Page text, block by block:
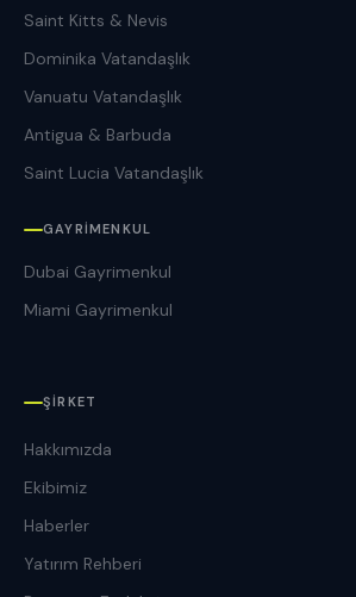
Saint Kitts & Nevis
Dominika Vatandaşlık
Vanuatu Vatandaşlık
Antigua & Barbuda
Saint Lucia Vatandaşlık
GAYRIMENKUL
Dubai Gayrimenkul
Miami Gayrimenkul
ŞIRKET
Hakkımızda
Ekibimiz
Haberler
Yatırım Rehberi